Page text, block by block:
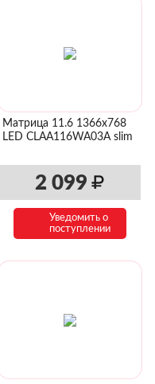
Матрица 11.6 1366x768
LED CLAA116WA03A slim
2 099
Уведомить о
поступлении